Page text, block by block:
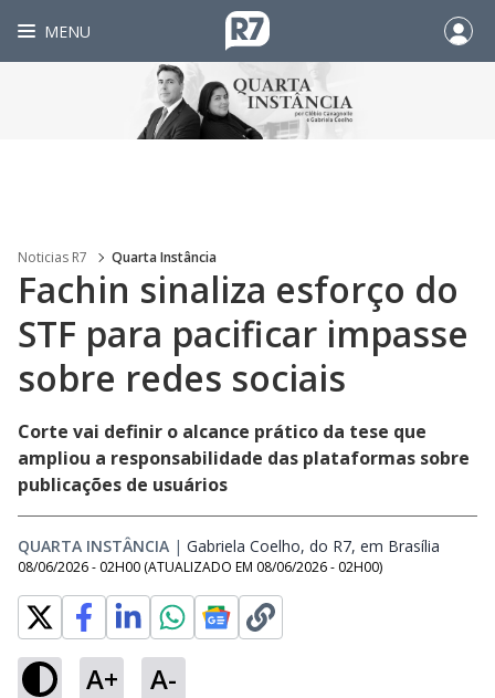
MENU
Noticias R7 Quarta Instância
Fachin sinaliza esforço do
STF para pacificar impasse
sobre redes sociais
Corte vai definir o alcance prático da tese que
ampliou a responsabilidade das plataformas sobre
publicações de usuários
QUARTA INSTÂNCIA | Gabriela Coelho, do R7, em Brasília
08/06/2026 - 02H00 (ATUALIZADO EM 08/06/2026 - 02H00)
A+ A-